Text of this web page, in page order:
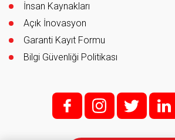
İnsan Kaynakları
Açık İnovasyon
Garanti Kayıt Formu
Bilgi Güvenliği Politikası
f; i; t l